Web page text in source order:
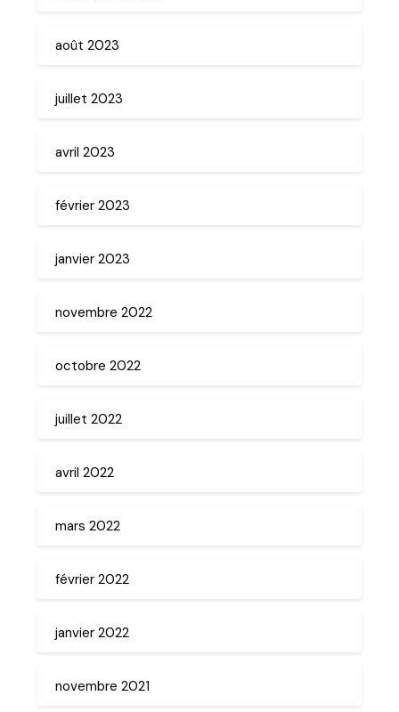
août 2023
juillet 2023
avril 2023
février 2023
janvier 2023
novembre 2022
octobre 2022
juillet 2022
avril 2022
mars 2022
février 2022
janvier 2022
novembre 2021